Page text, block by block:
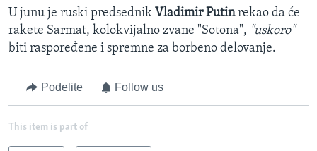
U junu je ruski predsednik Vladimir Putinrekao da će
rakete Sarmat, kolokvijalno zvane "Sotona", "uskoro"
biti raspoređene i spremne za borbeno delovanje.
Podelite Follow us
This item is part of